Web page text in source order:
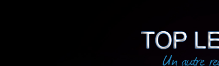
: Top led world